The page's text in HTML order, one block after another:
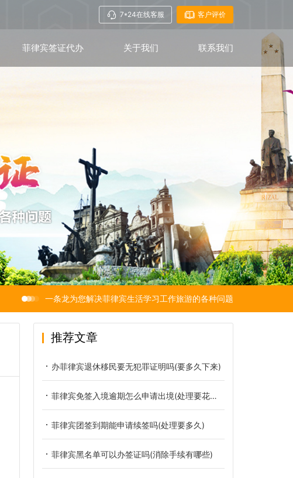
7*24在线客服 客户评价
菲律宾签证代办 关于我们 联系我们
一条龙为您解决菲律宾生活学习工作旅游的各种问题
推荐文章
办菲律宾退休移民要无犯罪证明吗(要多久下来)
菲律宾免签入境逾期怎么申请出境(处理要花多少钱)
菲律宾团签到期能申请续签吗(处理要多久)
菲律宾黑名单可以办签证吗(消除手续有哪些)